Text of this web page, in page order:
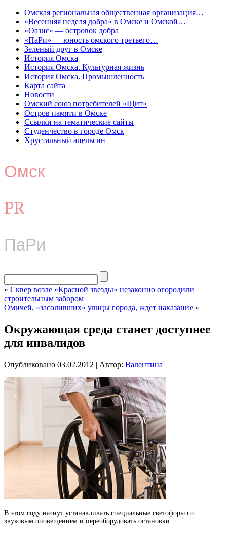
Омская региональная общественная организация…
«Весенняя неделя добра» в Омске и Омской…
«Оазис» — островок добра
«ПаРи» — юность омского третьего…
Зеленый друг в Омске
История Омска
История Омска. Культурная жизнь
История Омска. Промышленность
Карта сайта
Новости
Омский союз потребителей «Щит»
Остров памяти в Омске
Ссылки на тематические сайты
Студенчество в городе Омск
Хрустальный апельсин
Омск
PR
ПаРи
« Сквер возле «Красной звезды» незаконно огородили
строительным забором
Омичей, «засоливших» улицы города, ждет наказание »
Окружающая среда станет доступнее
для инвалидов
Опубликовано 03.02.2012 | Автор: Валентина
В этом году начнут устанавливать специальные светофоры со
звуковым оповещением и переоборудовать остановки.